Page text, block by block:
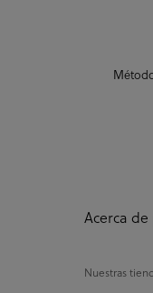
Acerca
Nuestras